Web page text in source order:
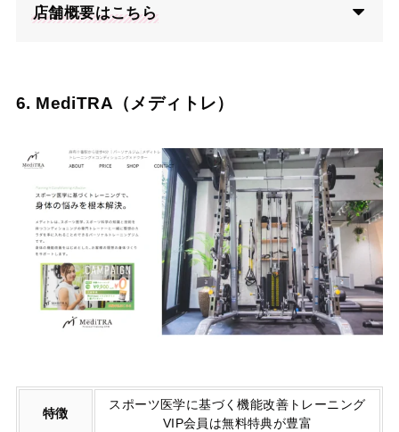
店舗概要はこちら
6. MediTRA（メディトレ）
特徴
スポーツ医学に基づく機能改善トレーニング
VIP会員は無料特典が豊富